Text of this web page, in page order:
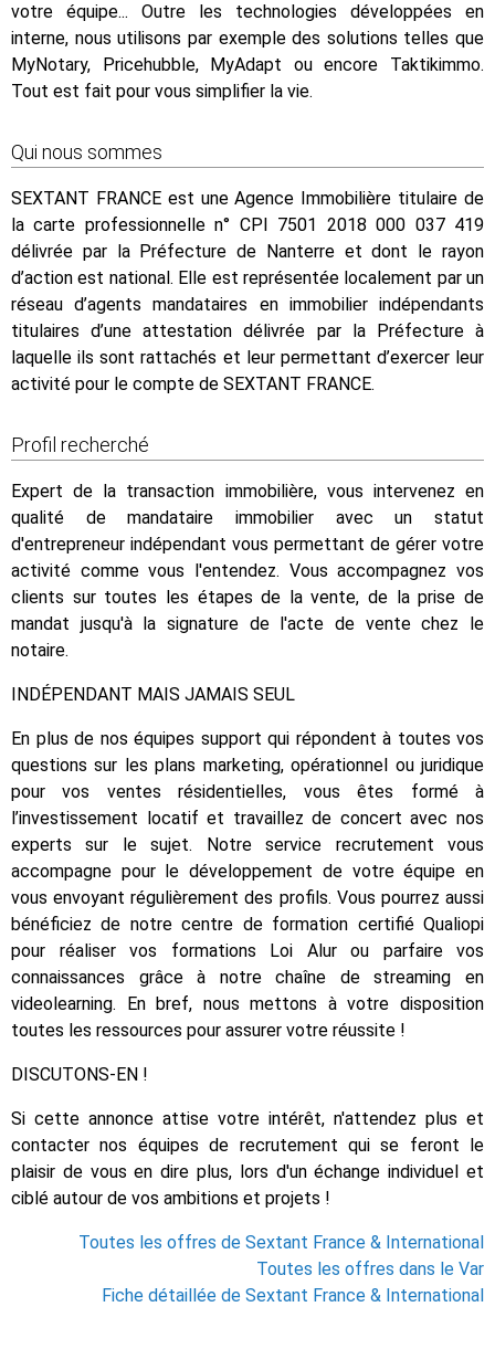
votre équipe... Outre les technologies développées en
interne, nous utilisons par exemple des solutions telles que
MyNotary, Pricehubble, MyAdapt ou encore Taktikimmo.
Tout est fait pour vous simplifier la vie.
Qui nous sommes
SEXTANT FRANCE est une Agence Immobilière titulaire de
la carte professionnelle n° CPI 7501 2018 000 037 419
délivrée par la Préfecture de Nanterre et dont le rayon
d’action est national. Elle est représentée localement par un
réseau d’agents mandataires en immobilier indépendants
titulaires d’une attestation délivrée par la Préfecture à
laquelle ils sont rattachés et leur permettant d’exercer leur
activité pour le compte de SEXTANT FRANCE.
Profil recherché
Expert de la transaction immobilière, vous intervenez en
qualité de mandataire immobilier avec un statut
d'entrepreneur indépendant vous permettant de gérer votre
activité comme vous l'entendez. Vous accompagnez vos
clients sur toutes les étapes de la vente, de la prise de
mandat jusqu'à la signature de l'acte de vente chez le
notaire.
INDÉPENDANT MAIS JAMAIS SEUL
En plus de nos équipes support qui répondent à toutes vos
questions sur les plans marketing, opérationnel ou juridique
pour vos ventes résidentielles, vous êtes formé à
l’investissement locatif et travaillez de concert avec nos
experts sur le sujet. Notre service recrutement vous
accompagne pour le développement de votre équipe en
vous envoyant régulièrement des profils. Vous pourrez aussi
bénéficiez de notre centre de formation certifié Qualiopi
pour réaliser vos formations Loi Alur ou parfaire vos
connaissances grâce à notre chaîne de streaming en
videolearning. En bref, nous mettons à votre disposition
toutes les ressources pour assurer votre réussite !
DISCUTONS-EN !
Si cette annonce attise votre intérêt, n'attendez plus et
contacter nos équipes de recrutement qui se feront le
plaisir de vous en dire plus, lors d'un échange individuel et
ciblé autour de vos ambitions et projets !
Toutes les offres de Sextant France & International
Toutes les offres dans le Var
Fiche détaillée de Sextant France & International